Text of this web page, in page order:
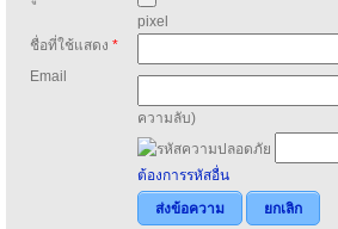
pixel
ชื่อที่ใช้แสดง *
Email
ความลับ)
ต้องการรหัสอื่น
ส่งข้อความ
ยกเลิก